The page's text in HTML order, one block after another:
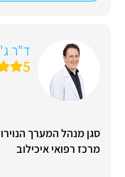
ד"ר
5
סגן מנהל המערך
מרכז רפואי איכילוב